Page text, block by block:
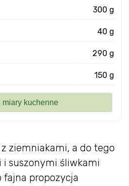
ziemniakami, a do tego
i suszonymi śliwkami
fajna propozycja
300 g
40 g
290 g
150 g